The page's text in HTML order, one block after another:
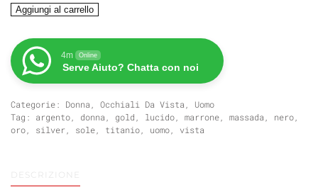
MASSADA
quantità
Aggiungi al carrello
4m Online
Serve Aiuto? Chatta con noi
Categorie: Donna Occhiali Da Vista
Uomo
Tag: argento donna gold lucido marrone massada nero
oro
silver sole titanio uomo vista
DESCRIZIONE